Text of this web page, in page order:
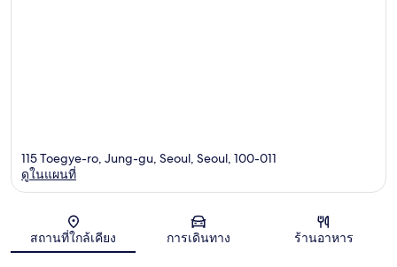
แผนที่
115 Toegye-ro, Jung-gu, Seoul, Seoul, 100-011
ดูในแผนที่
สถานที่ใกล้เคียง การเดินทาง ร้านอาหาร